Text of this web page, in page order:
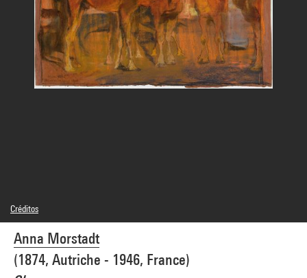
Anna Morstadt
(1874, Autriche - 1946, France)
Créditos
Domaine public
Créditos fotográficos : Centre Pompidou, MNAM-CCI/Philippe Migeat/Dist.
GrandPalaisRmn
Referencia de la imagen : 4N68616